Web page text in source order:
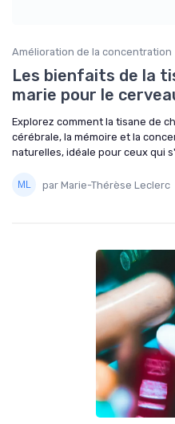
Amélioration de la concentration
Les bienfaits de la
marie pour le
Explorez comment la tisane de
cérébrale, la mémoire et la
naturelles, idéale pour ceux qui
par Marie-Thérèse Leclerc